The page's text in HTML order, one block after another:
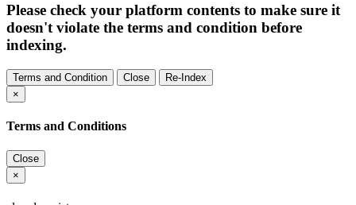
Please check your platform contents to make sure it
doesn't violate the terms and condition before
indexing.
Terms and Condition Close
Re-Index
×
Terms and Conditions
Close
×